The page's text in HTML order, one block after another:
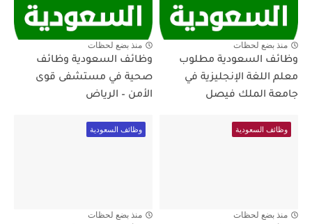
منذ بضع لحظات
وظائف السعودية مطلوب
معلم اللغة الإنجليزية في
جامعة الملك فيصل
منذ بضع لحظات
وظائف السعودية وظائف
صحية في مستشفى قوى
الأمن – الرياض
وظائف السعودية
منذ بضع لحظات
وظائف السعودية
منذ بضع لحظات